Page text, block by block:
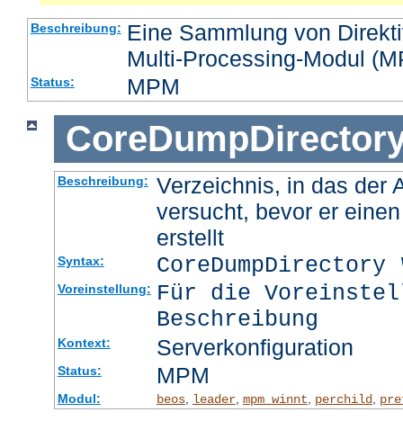
Beschreibung: Eine Sammlung von
Multi-Processing-Modul
Status: MPM
Beschreibung:
Verzeichnis, in das der
versucht, bevor er
erstellt
Syntax: CoreDumpDirectory
Voreinstellung: Für die
Beschreibung
Kontext: Serverkonfiguration
Status: MPM
Modul: beos, leader, mpm_winnt perchild,